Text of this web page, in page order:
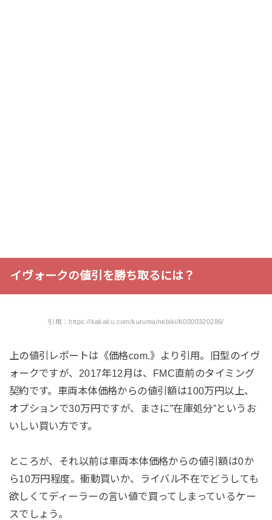
イヴォークの値引を勝ち取るには？
引用：https://kakaku.com/kuruma/nebiki/K0000320286/
上の値引レポートは《価格com.》より引用。旧型のイヴ
ォークですが、2017年12月は、FMC直前のタイミング
契約です。車両本体価格からの値引額は100万円以上、
オプションで30万円ですが、まさに”在庫処分”というお
いしい買い方です。
ところが、それ以前は車両本体価格からの値引額は0か
ら10万円程度。衝動買いか、ライバル不在でどうしても
欲しくてディーラーの言い値で買ってしまっているケー
スでしょう。